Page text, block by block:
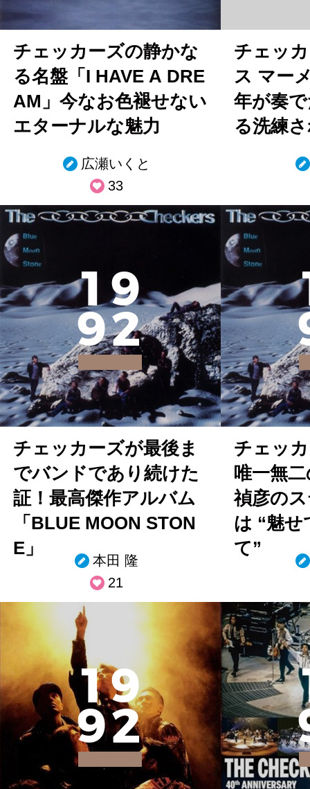
チェッカーズの静かな
る名盤「I HAVE A DRE
AM」今なお色褪せない
エターナルな魅力
広瀬いくと
33
チェッ
ス マー
年が奏
る洗練
19
92
チェッカーズが最後ま
でバンドであり続けた
証！最高傑作アルバム
「BLUE MOON STON
E」
本田 隆
21
チェッ
唯一無
禎彦の
は “魅せ
て”
19
92